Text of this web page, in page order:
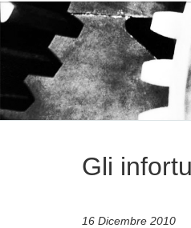
Gli
16 Dicembre 2010